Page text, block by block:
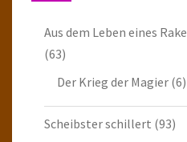
Aus dem Leben eines
(63)
Der Krieg der Magier (6)
Scheibster schillert (93)